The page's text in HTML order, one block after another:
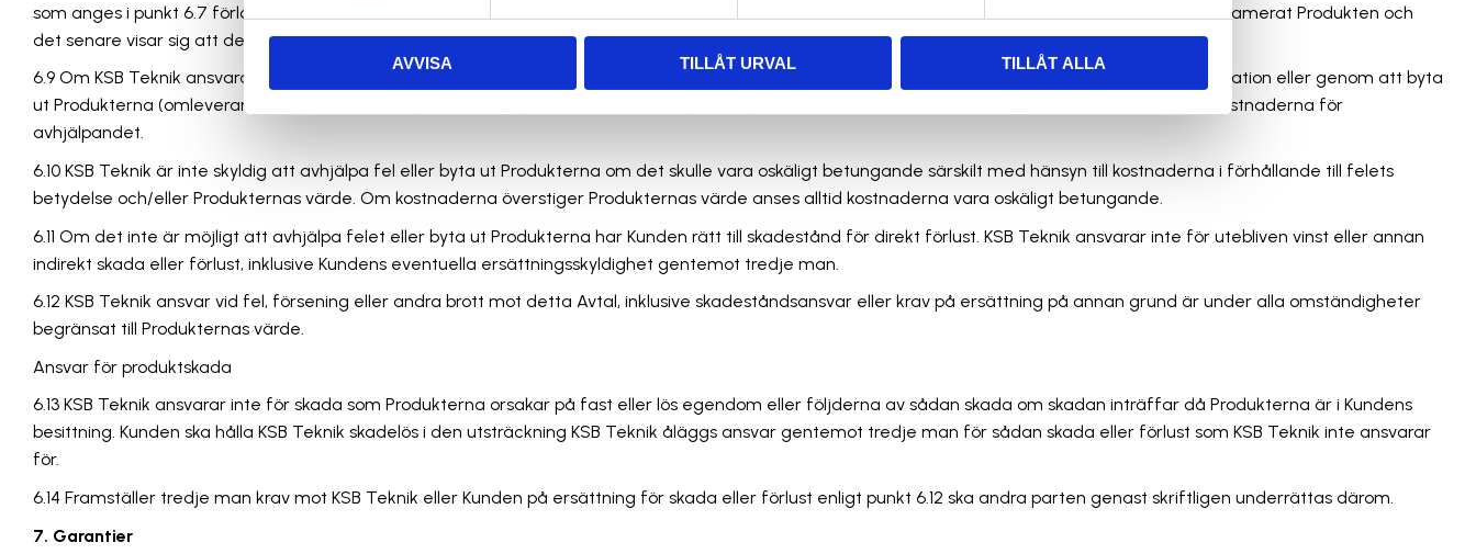
AVVISA TILLÅT URVAL TILLÅT ALLA
som anges i punkt 6.7 förlorar Kunden rätt att göra gällande felet. Kunden är skyldig att ersätta KSB Teknik för arbete och kostnader om Kunden reklamerat Produkten och
det senare visar sig att det inte föreligger fel som KSB Teknik ansvarar för.
6.9 Om KSB Teknik ansvarar för fel och Kunden reklamerat enligt Villkoren har KSB Teknik en skyldighet att efter eget val avhjälpa felet genom reparation eller genom att byta
ut Produkterna (omleverans). Om KSB Teknik väljer att avhjälpa felet ska det ske på den plats där Produkterna befinner sig. KSB Teknik ska stå för kostnaderna för
avhjälpandet.
6.10 KSB Teknik är inte skyldig att avhjälpa fel eller byta ut Produkterna om det skulle vara oskäligt betungande särskilt med hänsyn till kostnaderna i förhållande till felets
betydelse och/eller Produkternas värde. Om kostnaderna överstiger Produkternas värde anses alltid kostnaderna vara oskäligt betungande.
6.11 Om det inte är möjligt att avhjälpa felet eller byta ut Produkterna har Kunden rätt till skadestånd för direkt förlust. KSB Teknik ansvarar inte för utebliven vinst eller annan
indirekt skada eller förlust, inklusive Kundens eventuella ersättningsskyldighet gentemot tredje man.
6.12 KSB Teknik ansvar vid fel, försening eller andra brott mot detta Avtal, inklusive skadeståndsansvar eller krav på ersättning på annan grund är under alla omständigheter
begränsat till Produkternas värde.
Ansvar för produktskada
6.13 KSB Teknik ansvarar inte för skada som Produkterna orsakar på fast eller lös egendom eller följderna av sådan skada om skadan inträffar då Produkterna är i Kundens
besittning. Kunden ska hålla KSB Teknik skadelös i den utsträckning KSB Teknik åläggs ansvar gentemot tredje man för sådan skada eller förlust som KSB Teknik inte ansvarar
för.
6.14 Framställer tredje man krav mot KSB Teknik eller Kunden på ersättning för skada eller förlust enligt punkt 6.12 ska andra parten genast skriftligen underrättas därom.
7. Garantier